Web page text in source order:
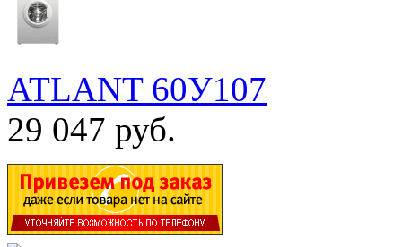
ATLANT 60У107
29 047 руб.